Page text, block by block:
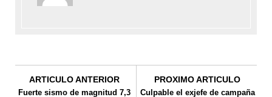
ARTICULO ANTERIOR
Fuerte sismo de magnitud 7,3
PROXIMO ARTICULO
Culpable el exjefe de campaña